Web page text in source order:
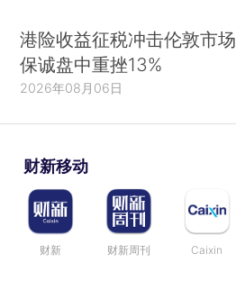
港险收益征税冲击伦敦市场
保诚盘中重挫13%
2026年08月06日
财新移动
财新 财新周刊 Caixin